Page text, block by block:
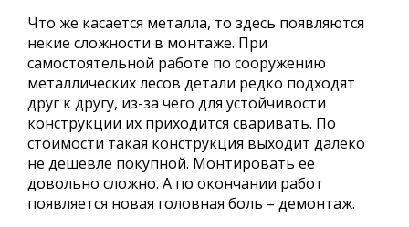
Что же касается металла, то здесь появляются
некие сложности в монтаже. При
самостоятельной работе по сооружению
металлических лесов детали редко подходят
друг к другу, из-за чего для устойчивости
конструкции их приходится сваривать. По
стоимости такая конструкция выходит далеко
не дешевле покупной. Монтировать ее
довольно сложно. А по окончании работ
появляется новая головная боль – демонтаж.